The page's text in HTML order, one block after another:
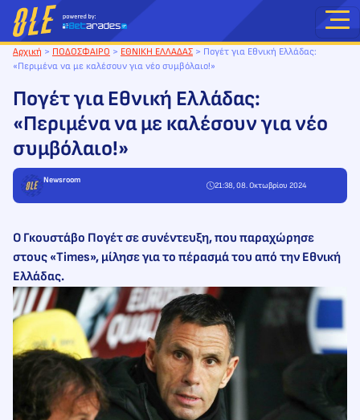
Μετάβαση
στο
περιεχόμενο
Αρχική > ΠΟΔΟΣΦΑΙΡΟ > ΕΘΝΙΚΗ ΕΛΛΑΔΑΣ > Πογέτ για Εθνική Ελλάδας:
«Περιμένα να με καλέσουν για νέο συμβόλαιο!»
Πογέτ για Εθνική Ελλάδας:
«Περιμένα να με καλέσουν για νέο
συμβόλαιο!»
Newsroom
21:38, 08. Οκτωβρίου 2024
Ο Γκουστάβο Πογέτ σε συνέντευξη, που παραχώρησε
στους «Times», μίλησε για το πέρασμά του από την Εθνική
Ελλάδας.